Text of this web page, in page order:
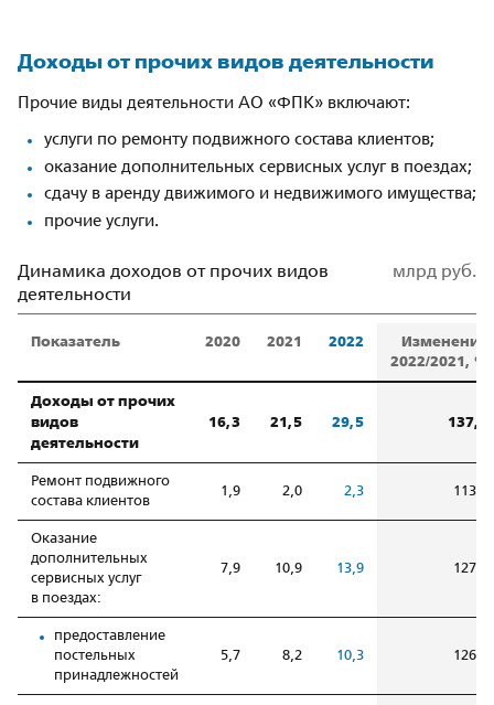
Доходы от прочих видов деятельности
Прочие виды деятельности АО «ФПК» включают:
услуги по ремонту подвижного состава клиентов;
оказание дополнительных сервисных услуг в поездах;
сдачу в аренду движимого и недвижимого имущества;
прочие услуги.
Динамика доходов от прочих видов
деятельности
млрд руб.
Показатель 2020 2021 2022
Изменение
2022/2021, %
Доходы от прочих
видов
деятельности
16,3 21,5 29,5 137,2
Ремонт подвижного
состава клиентов
1,9 2,0 2,3 113,0
Оказание
дополнительных
сервисных услуг
в поездах:
7,9 10,9 13,9 127,5
предоставление
постельных
принадлежностей
5,7 8,2 10,3 126,1